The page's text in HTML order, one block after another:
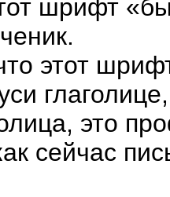
шрифт
этот
это
сейчас